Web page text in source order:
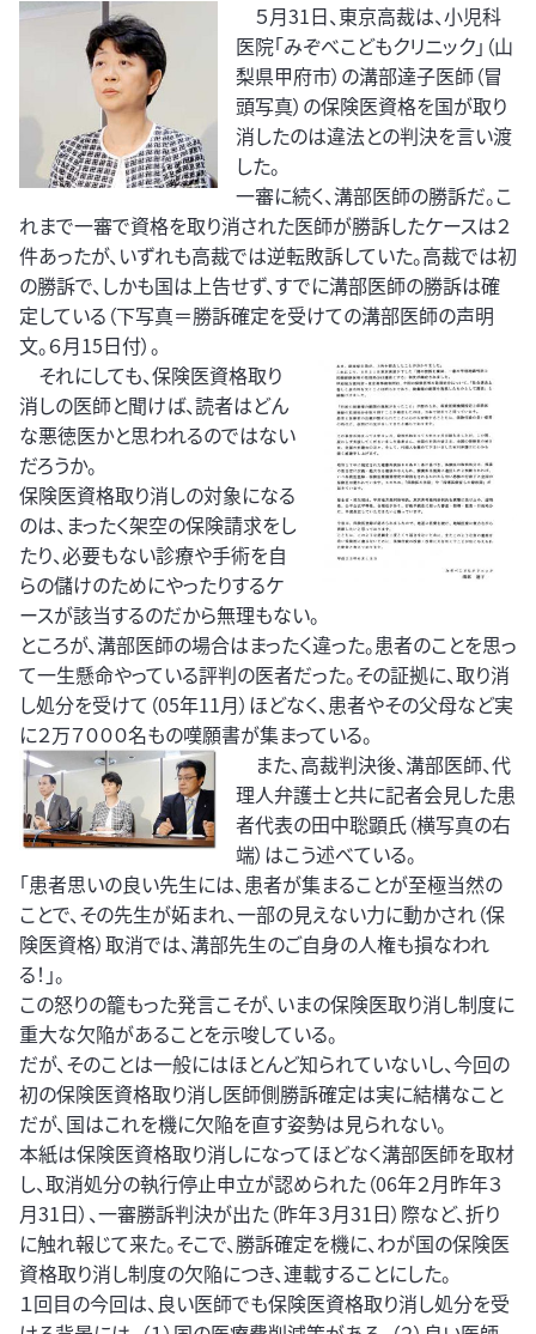
５月31日、東京高裁は、小児科
医院「みぞべこどもクリニック」（山
梨県甲府市）の溝部達子医師（冒
頭写真）の保険医資格を国が取り
消したのは違法との判決を言い渡
した。
一審に続く、溝部医師の勝訴だ。こ
れまで一審で資格を取り消された医師が勝訴したケースは２
件あったが、いずれも高裁では逆転敗訴していた。高裁では初
の勝訴で、しかも国は上告せず、すでに溝部医師の勝訴は確
定している（下写真＝勝訴確定を受けての溝部医師の声明
文。６月15日付）。
それにしても、保険医資格取り
消しの医師と聞けば、読者はどん
な悪徳医かと思われるのではない
だろうか。
保険医資格取り消しの対象になる
のは、まったく架空の保険請求をし
たり、必要もない診療や手術を自
らの儲けのためにやったりするケ
ースが該当するのだから無理もない。
ところが、溝部医師の場合はまったく違った。患者のことを思っ
て一生懸命やっている評判の医者だった。その証拠に、取り消
し処分を受けて（05年11月）ほどなく、患者やその父母など実
に２万７０００名もの嘆願書が集まっている。
また、高裁判決後、溝部医師、代
理人弁護士と共に記者会見した患
者代表の田中聡顕氏（横写真の右
端）はこう述べている。
「患者思いの良い先生には、患者が集まることが至極当然の
ことで、その先生が妬まれ、一部の見えない力に動かされ（保
険医資格）取消では、溝部先生のご自身の人権も損なわれ
る！」。
この怒りの籠もった発言こそが、いまの保険医取り消し制度に
重大な欠陥があることを示唆している。
だが、そのことは一般にはほとんど知られていないし、今回の
初の保険医資格取り消し医師側勝訴確定は実に結構なこと
だが、国はこれを機に欠陥を直す姿勢は見られない。
本紙は保険医資格取り消しになってほどなく溝部医師を取材
し、取消処分の執行停止申立が認められた（06年２月昨年３
月31日）、一審勝訴判決が出た（昨年３月31日）際など、折り
に触れ報じて来た。そこで、勝訴確定を機に、わが国の保険医
資格取り消し制度の欠陥につき、連載することにした。
１回目の今回は、良い医師でも保険医資格取り消し処分を受